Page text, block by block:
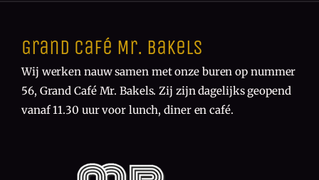
Grand Café Mr. Bakels
Wij werken nauw samen met onze buren op nummer
56, Grand Café Mr. Bakels. Zij zijn dagelijks geopend
vanaf 11.30 uur voor lunch, diner en café.